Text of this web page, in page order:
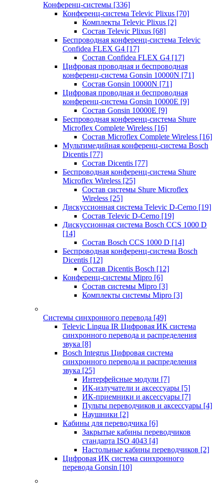
Конференц-системы [336]
Конференц-система Televic Plixus [70]
Комплекты Televic Plixus [2]
Состав Televic Plixus [68]
Беспроводная конференц-система Televic
Confidea FLEX G4 [17]
Состав Confidea FLEX G4 [17]
Цифровая проводная и беспроводная
конференц-система Gonsin 10000N [71]
Состав Gonsin 10000N [71]
Цифровая проводная и беспроводная
конференц-система Gonsin 10000E [9]
Состав Gonsin 10000E [9]
Беспроводная конференц-система Shure
Microflex Complete Wireless [16]
Состав Microflex Complete Wireless [16]
Мультимедийная конференц-система Bosch
Dicentis [77]
Состав Dicentis [77]
Беспроводная конференц-система Shure
Microflex Wireless [25]
Состав системы Shure Microflex
Wireless [25]
Дискуссионная система Televic D-Cerno [19]
Состав Televic D-Cerno [19]
Дискуссионная система Bosch CCS 1000 D
[14]
Состав Bosch CCS 1000 D [14]
Беспроводная конференц-система Bosch
Dicentis [12]
Состав Dicentis Bosch [12]
Конференц-системы Mipro [6]
Состав системы Mipro [3]
Комплекты системы Mipro [3]
Системы синхронного перевода [49]
Televic Lingua IR Цифровая ИК система
синхронного перевода и распределения
звука [8]
Bosch Integrus Цифровая система
синхронного перевода и распределения
звука [25]
Интерфейсные модули [7]
ИК-излучатели и аксессуары [5]
ИК-приемники и аксессуары [7]
Пульты переводчиков и аксессуары [4]
Наушники [2]
Кабины для переводчика [6]
Закрытые кабины переводчиков
стандарта ISO 4043 [4]
Настольные кабины переводчиков [2]
Цифровая ИК система синхронного
перевода Gonsin [10]